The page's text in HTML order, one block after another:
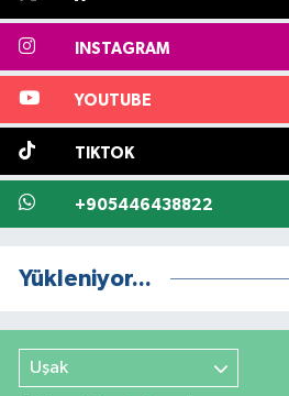
INSTAGRAM
YOUTUBE
TIKTOK
+905446438822
Yükleniyor...
Uşak